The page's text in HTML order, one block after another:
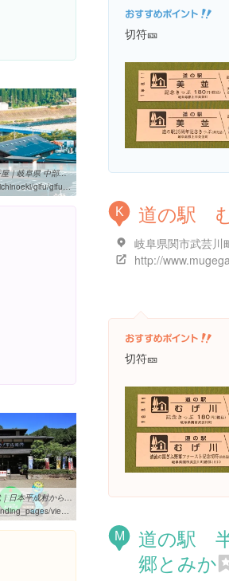
切符🎫
道の駅」美濃にわか茶屋｜岐阜県 中部の「道の駅」
gifu/gifu49.html
K 道の駅
岐阜県関市武芸川
http://
切符🎫
ありがとう！平成時代｜日本平成村から感謝を伝えよう｜関市武儀町
view/arigatou-heiseijidai
M
道の駅
郷とみか